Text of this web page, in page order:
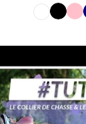
blancnoir